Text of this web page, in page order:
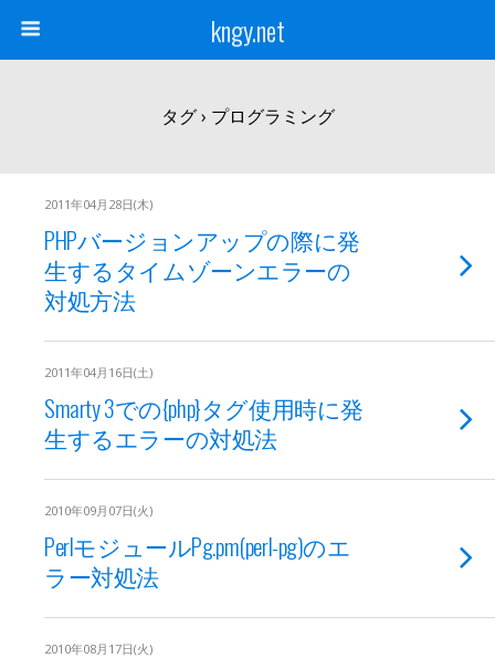
kngy.net
タグ › プログラミング
2011年04月28日(木)
PHPバージョンアップの際に発
生するタイムゾーンエラーの
対処方法
2011年04月16日(土)
Smarty 3での{php}タグ使用時に発
生するエラーの対処法
2010年09月07日(火)
PerlモジュールPg.pm(perl-pg)のエ
ラー対処法
2010年08月17日(火)